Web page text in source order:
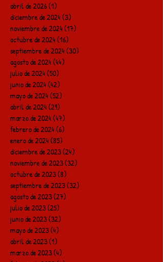
abril de 2026(1)
diciembre de 2024(3)
noviembre de 2024(17)
octubre de 2024(16)
septiembre de 2024(30)
agosto de 2024(44)
julio de 2024(50)
junio de 2024(42)
mayo de 2024(52)
abril de 2024(29)
marzo de 2024(47)
febrero de 2024(6)
enero de 2024(85)
diciembre de 2023(24)
noviembre de 2023(32)
octubre de 2023(8)
septiembre de 2023(32)
agosto de 2023(27)
julio de 2023(25)
junio de 2023(32)
mayo de 2023(4)
abril de 2023(1)
marzo de 2023(4)